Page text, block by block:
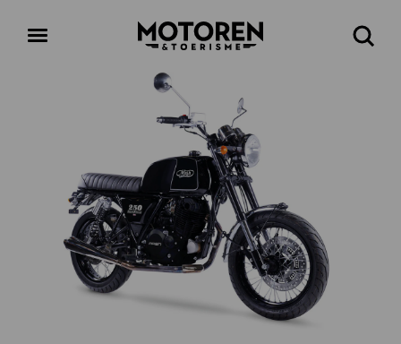
Open
Homepage Zoeken